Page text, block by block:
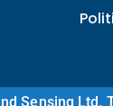
Sensing Ltd.